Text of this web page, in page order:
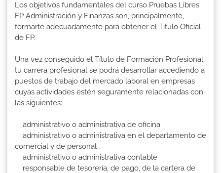
Los objetivos fundamentales del curso Pruebas Libres
FP Administración y Finanzas son, principalmente,
formarte adecuadamente para obtener el Titulo Oficial
de FP.
Una vez conseguido el Título de Formación Profesional,
tu carrera profesional se podrá desarrollar accediendo a
puestos de trabajo del mercado laboral en empresas
cuyas actividades estén seguramente relacionadas con
las siguientes:
administrativo o administrativa de oficina
administrativo o administrativa en el departamento de
comercial y de personal
administrativo o administrativa contable
responsable de tesorería, de pago, de la cartera de